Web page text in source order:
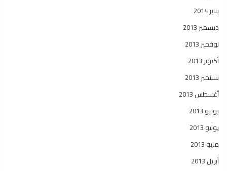
يناير 2014
ديسمبر 2013
نوفمبر 2013
أكتوبر 2013
سبتمبر 2013
أغسطس 2013
يوليو 2013
يونيو 2013
مايو 2013
أبريل 2013